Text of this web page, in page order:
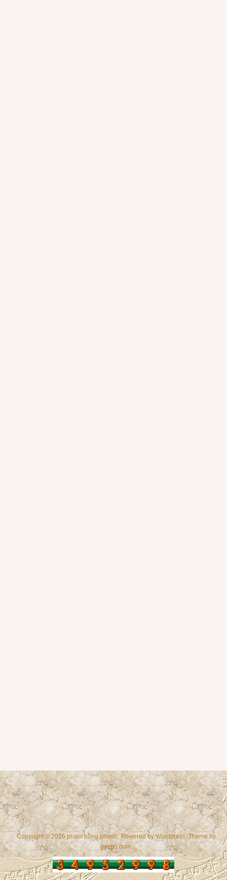
Copyright © 2026 phạm hồng phước. Powered byWordpress, Theme by
gazpo.com.